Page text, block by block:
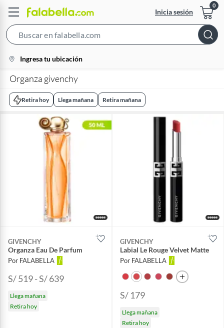
Inicia sesión
Bar
location-
icon
Ingresa tu ubicación
Organza givenchy
Retira hoy Llega mañana Retira mañana
GIVENCHY
Organza Eau De Parfum
Por FALABELLA
S/ 519 - S/ 639
Llega mañana
Retira hoy
GIVENCHY
Labial Le Rouge Velvet Matte
Por FALABELLA
S/ 179
Llega mañana
Retira hoy